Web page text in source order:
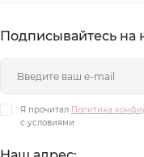
Подписывайтесь на
Я прочитал Политика
с условиями